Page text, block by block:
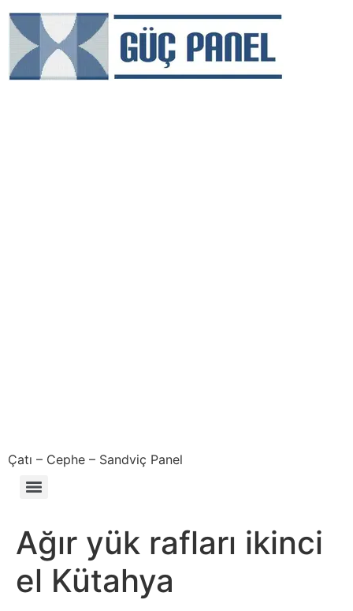
Çatı – Cephe – Sandviç Panel
Ağır yük rafları ikinci
el Kütahya